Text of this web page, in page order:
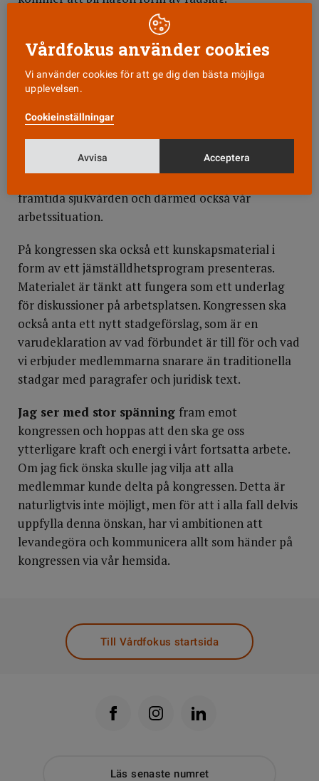
en vårdpolitisk idé? Svaret
finns bland annat i det faktum att sjuksköterskor i
dag är den största yrkesgruppen inom sjukvården
och biomedicinska analytiker inom
med mycket kunskap, till exempel om hur
sjukvården bör organiseras och hur den kan göras
mer effektiv. Genom att agera och ta initiativ i
framtida sjukvården och därmed också vår
arbetssituation.
På kongressen ska också ett kunskapsmaterial i
form av ett jämställdhetsprogram presenteras.
Materialet är tänkt att fungera som ett underlag
för diskussioner på arbetsplatsen. Kongressen ska
också anta ett nytt stadgeförslag, som är en
varudeklaration av vad förbundet är till för och vad
vi erbjuder medlemmarna snarare än traditionella
stadgar med paragrafer och juridisk text.
Jag ser med stor spänning fram emot
kongressen och hoppas att den ska ge oss
ytterligare kraft och energi i vårt fortsatta arbete.
Om jag fick önska skulle jag vilja att alla
medlemmar kunde delta på kongressen. Detta är
naturligtvis inte möjligt, men för att i alla fall delvis
uppfylla denna önskan, har vi ambitionen att
levandegöra och kommunicera allt som händer på
kongressen via vår hemsida.
Till Vårdfokus startsida
Läs senaste numret
Vårdfokus använder cookies
Vi använder cookies för att ge dig den bästa möjliga
upplevelsen.
Cookieinställningar
Avvisa Acceptera